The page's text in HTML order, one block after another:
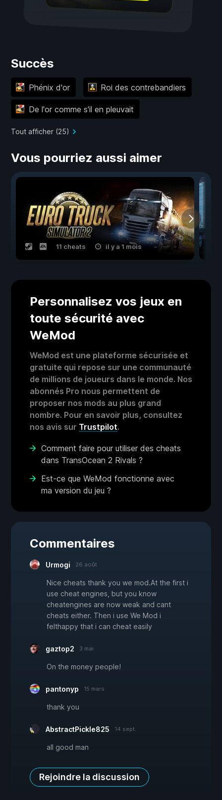
Succès
Phénix d'or Roi des contrebandiers
De l'or comme s'il en pleuvait
Tout afficher (25)
Vous pourriez aussi aimer
11 cheats il y a 1 mois
Personnalisez vos jeux en
toute sécurité avec
WeMod
WeMod est une plateforme sécurisée et
gratuite qui repose sur une communauté
de millions de joueurs dans le monde. Nos
abonnés Pro nous permettent de
proposer nos mods au plus grand
nombre. Pour en savoir plus, consultez
nos avis sur Trustpilot.
Comment faire pour utiliser des cheats
dans TransOcean 2 Rivals ?
Est-ce que WeMod fonctionne avec
ma version du jeu ?
Commentaires
Urmogi 26 août
Nice cheats thank you we mod.At the first i
use cheat engines, but you know
cheatengines are now weak and cant
cheats either. Then i use We Mod i
felthappy that i can cheat easily
gaztop2 3 mai
On the money people!
pantonyp 15 mars
thank you
AbstractPickle825 14 sept.
all good man
Rejoindre la discussion